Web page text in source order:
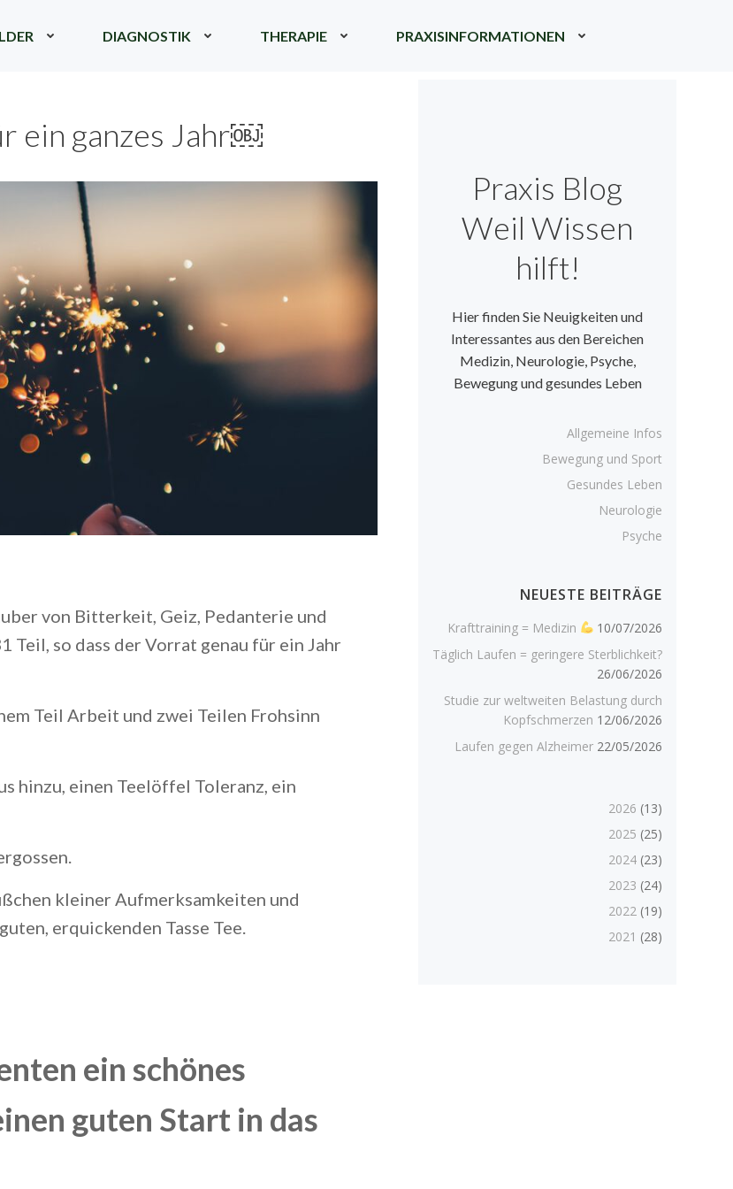
DIAGNOSTIK THERAPIE PRAXISINFORMATIONEN
ein ganzes Jahr￼
von Bitterkeit, Geiz, Pedanterie und
so dass der Vorrat genau für ein Jahr
Teil Arbeit und zwei Teilen Frohsinn
hinzu, einen Teelöffel Toleranz, ein
kleiner Aufmerksamkeiten und
erquickenden Tasse Tee.
ein schönes
guten Start in das
Praxis Blog
Weil Wissen
hilft!
Hier finden Sie Neuigkeiten und
Interessantes aus den Bereichen
Medizin, Neurologie, Psyche,
Bewegung und gesundes Leben
Allgemeine Infos
Bewegung und Sport
Gesundes Leben
Neurologie
Psyche
NEUESTE BEITRÄGE
Krafttraining = Medizin
10/07/2026
Täglich Laufen = geringere Sterblichkeit?
26/06/2026
Studie zur weltweiten Belastung durch
Kopfschmerzen 12/06/2026
Laufen gegen Alzheimer 22/05/2026
2026 (13)
2025 (25)
2024 (23)
2023 (24)
2022 (19)
2021 (28)